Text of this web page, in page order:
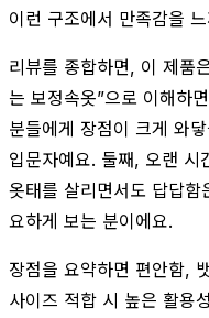
이런 구조에서 만족감을
리뷰를 종합하면, 이 제품
는 보정속옷”으로 이해하
분들에게 장점이 크게 와
입문자예요. 둘째, 오랜 시
옷태를 살리면서도 답답
요하게 보는 분이에요.
장점을 요약하면 편안함,
사이즈 적합 시 높은 활용